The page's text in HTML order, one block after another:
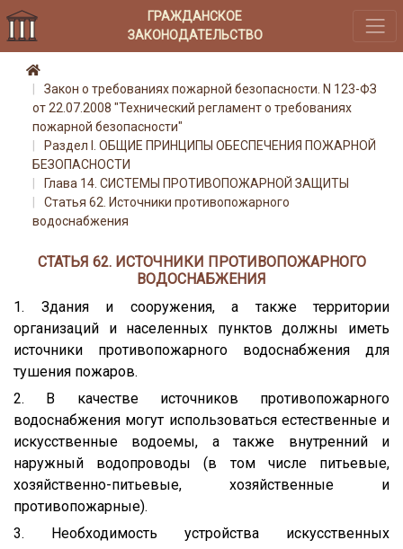
ГРАЖДАНСКОЕ
ЗАКОНОДАТЕЛЬСТВО
Закон о требованиях пожарной безопасности. N 123-ФЗ
от 22.07.2008 "Технический регламент о требованиях
пожарной безопасности"
Раздел I. ОБЩИЕ ПРИНЦИПЫ ОБЕСПЕЧЕНИЯ ПОЖАРНОЙ
БЕЗОПАСНОСТИ
Глава 14. СИСТЕМЫ ПРОТИВОПОЖАРНОЙ ЗАЩИТЫ
Статья 62. Источники противопожарного
водоснабжения
СТАТЬЯ 62. ИСТОЧНИКИ ПРОТИВОПОЖАРНОГО
ВОДОСНАБЖЕНИЯ
1. Здания и сооружения, а также территории
организаций и населенных пунктов должны иметь
источники противопожарного водоснабжения для
тушения пожаров.
2. В качестве источников противопожарного
водоснабжения могут использоваться естественные и
искусственные водоемы, а также внутренний и
наружный водопроводы (в том числе питьевые,
хозяйственно-питьевые, хозяйственные и
противопожарные).
3. Необходимость устройства искусственных